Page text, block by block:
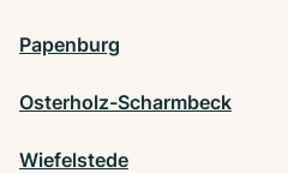
Papenburg
Osterholz-Scharmbeck
Wiefelstede